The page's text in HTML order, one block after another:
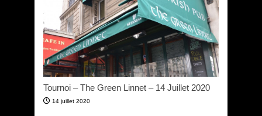
Tournoi – The Green Linnet – 14 Juillet 2020
14 juillet 2020